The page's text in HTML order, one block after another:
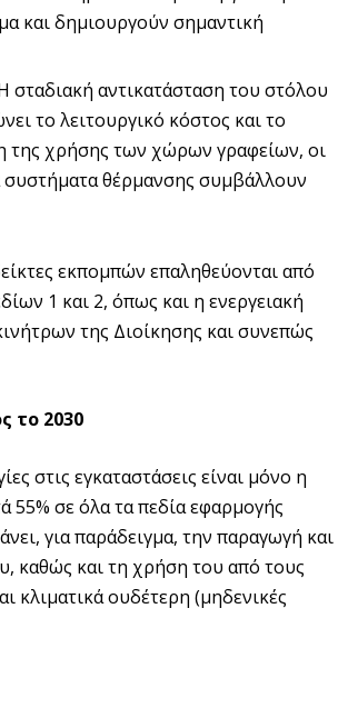
και δημιουργούν σημαντική
σταδιακή αντικατάσταση του στόλου
το λειτουργικό κόστος και το
της χρήσης των χώρων γραφείων, οι
συστήματα θέρμανσης συμβάλλουν
εκπομπών επαληθεύονται από
1 και 2, όπως και η ενεργειακή
της Διοίκησης και συνεπώς
το 2030
στις εγκαταστάσεις είναι μόνο η
55% σε όλα τα πεδία εφαρμογής
για παράδειγμα, την παραγωγή και
καθώς και τη χρήση του από τους
κλιματικά ουδέτερη (μηδενικές